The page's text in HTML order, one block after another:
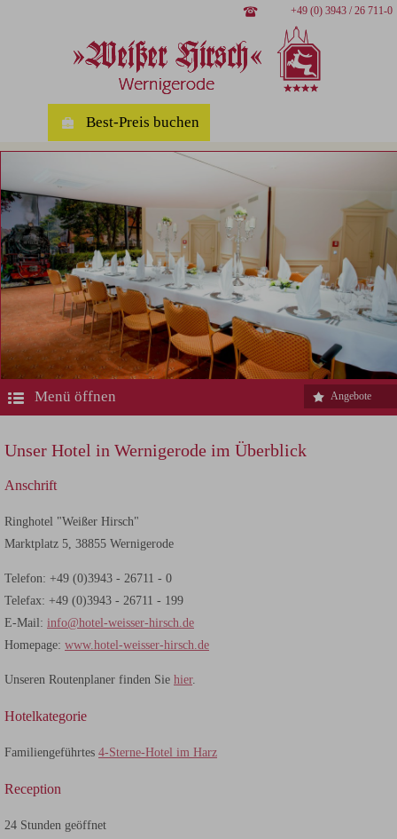
+49 (0) 3943 / 26 711-0
Best-Preis buchen
Menü öffnen Angebote
Unser Hotel in Wernigerode im Überblick
Anschrift
Ringhotel "Weißer Hirsch"
Marktplatz 5, 38855 Wernigerode
Telefon: +49 (0)3943 - 26711 - 0
Telefax: +49 (0)3943 - 26711 - 199
E-Mail: info@hotel-weisser-hirsch.de
Homepage: www.hotel-weisser-hirsch.de
Unseren Routenplaner finden Sie hier.
Hotelkategorie
Familiengeführtes 4-Sterne-Hotel im Harz
Reception
24 Stunden geöffnet